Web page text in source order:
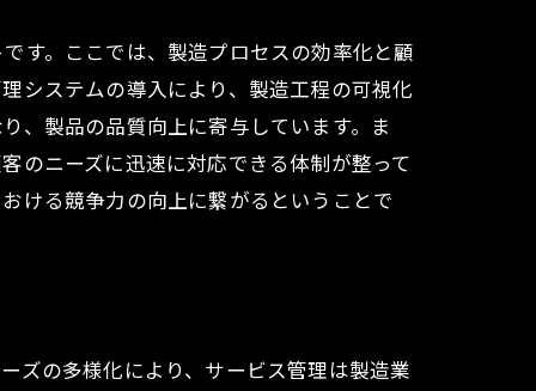
す。ここでは、製造プロセスの効率化と顧
システムの導入により、製造工程の可視化
、製品の品質向上に寄与しています。ま
のニーズに迅速に対応できる体制が整って
ける競争力の向上に繋がるということで
ズの多様化により、サービス管理は製造業